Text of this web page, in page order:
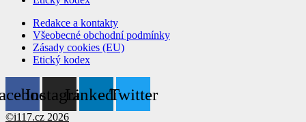
Redakce a kontakty
Všeobecné obchodní podmínky
Zásady cookies (EU)
Etický kodex
InstagramLinkedinTwitter
©i117.cz 2026